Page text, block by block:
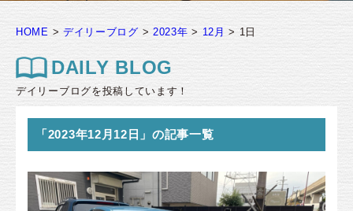
HOME > デイリーブログ > 2023年 > 12月 > 1日
DAILY BLOG
デイリーブログを投稿しています！
「2023年12月12日」の記事一覧